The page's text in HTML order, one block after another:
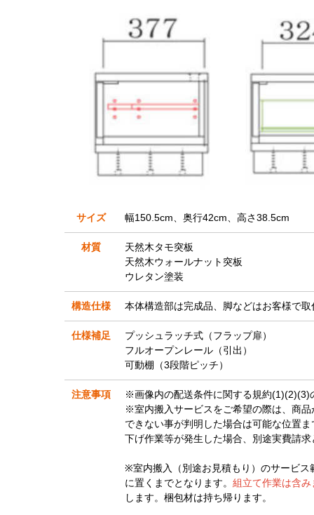
サイズ 幅150.5cm、奥行42cm、高さ38.5cm
材質
天然木タモ突板
天然木ウォールナット突板
ウレタン塗装
構造仕様 本体構造部は完成品、脚などはお客様で取
仕様補足
プッシュラッチ式（フラップ扉）
フルオープンレール（引出）
可動棚（3段階ピッチ）
注意事項
※画像内の配送条件に関する規約(1)(2)(3)
※室内搬入サービスをご希望の際は、商
できない事が判明した場合は可能な位置
下げ作業等が発生した場合、別途実費請
※室内搬入（別途お見積もり）のサービ
に置くまでとなります。 組立て作業は含み
します。梱包材は持ち帰ります。